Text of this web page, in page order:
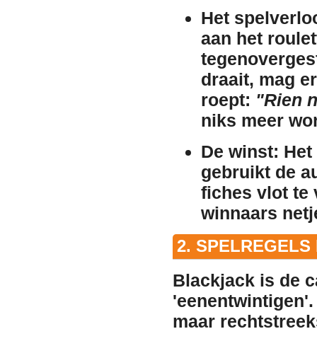
Het
aan het
draait, mag
roept: "Rien
niks meer
De winst:
gebruikt de
fiches vlot te
winnaars
2.
Blackjack is de
maar